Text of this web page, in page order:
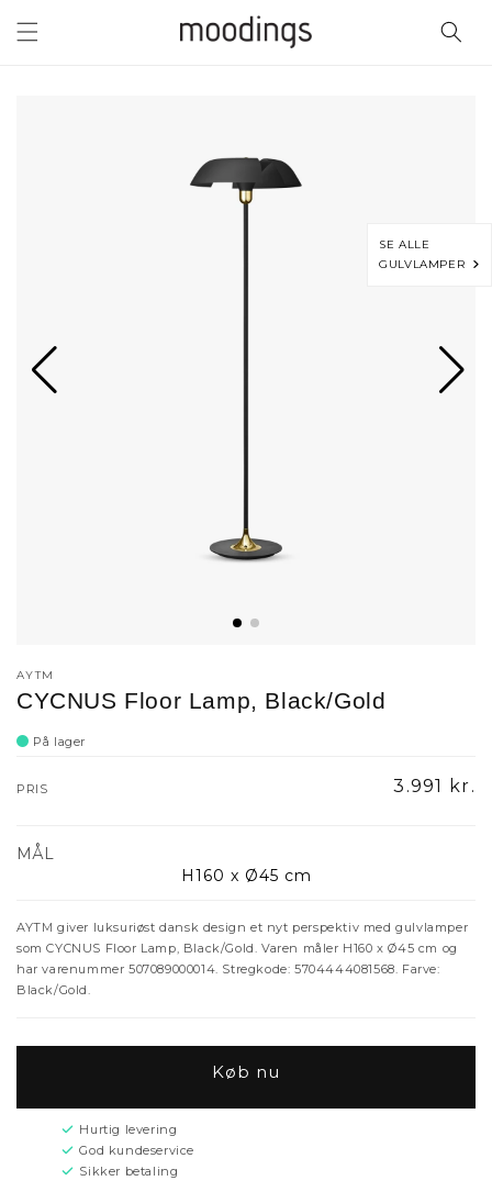
indhold
AYTM
SE ALLE
GULVLAMPER
CYCNUS Floor Lamp, Black/Gold
På lager
PRIS 3.991 kr.
MÅL
H160 x Ø45 cm
AYTM giver luksuriøst dansk design et nyt perspektiv med gulvlamper
som CYCNUS Floor Lamp, Black/Gold. Varen måler H160 x Ø45 cm og
har varenummer 507089000014. Stregkode: 5704444081568. Farve:
Black/Gold.
Køb nu
Hurtig levering
God kundeservice
Sikker betaling